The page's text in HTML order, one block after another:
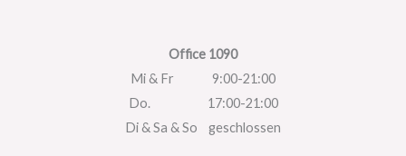
Office 1090
Mi & Fr 9:00-21:00
Do. 17:00-21:00
Di & Sa & So geschlossen